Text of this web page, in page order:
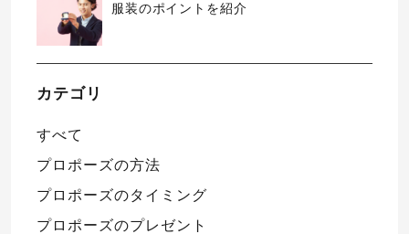
服装のポイントを紹介
カテゴリ
すべて
プロポーズの方法
プロポーズのタイミング
プロポーズのプレゼント